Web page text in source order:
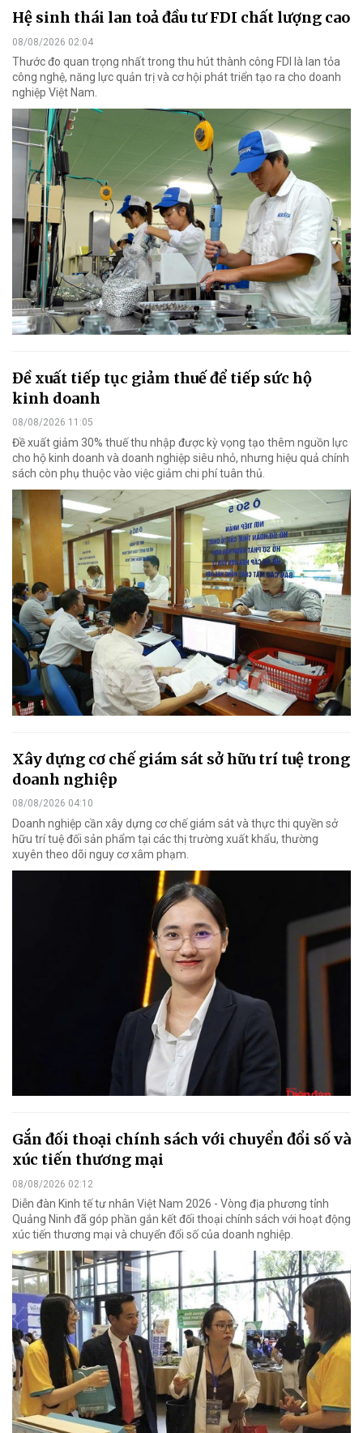
Hệ sinh thái lan toả đầu tư FDI chất lượng cao
08/08/2026 02:04
Thước đo quan trọng nhất trong thu hút thành công FDI là lan tỏa
công nghệ, năng lực quản trị và cơ hội phát triển tạo ra cho doanh
nghiệp Việt Nam.
Đề xuất tiếp tục giảm thuế để tiếp sức hộ
kinh doanh
08/08/2026 11:05
Đề xuất giảm 30% thuế thu nhập được kỳ vọng tạo thêm nguồn lực
cho hộ kinh doanh và doanh nghiệp siêu nhỏ, nhưng hiệu quả chính
sách còn phụ thuộc vào việc giảm chi phí tuân thủ.
Xây dựng cơ chế giám sát sở hữu trí tuệ trong
doanh nghiệp
08/08/2026 04:10
Doanh nghiệp cần xây dựng cơ chế giám sát và thực thi quyền sở
hữu trí tuệ đối sản phẩm tại các thị trường xuất khẩu, thường
xuyên theo dõi nguy cơ xâm phạm.
Gắn đối thoại chính sách với chuyển đổi số và
xúc tiến thương mại
08/08/2026 02:12
Diễn đàn Kinh tế tư nhân Việt Nam 2026 - Vòng địa phương tỉnh
Quảng Ninh đã góp phần gắn kết đối thoại chính sách với hoạt động
xúc tiến thương mại và chuyển đổi số của doanh nghiệp.